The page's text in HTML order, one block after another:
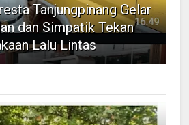
Tanjungpinang Gelar
dan Simpatik Tekan
Lalu Lintas